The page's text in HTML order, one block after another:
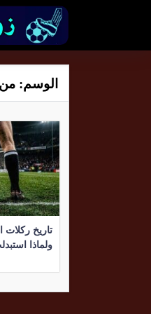
الوسم: من
تاريخ ركلات
ولماذا